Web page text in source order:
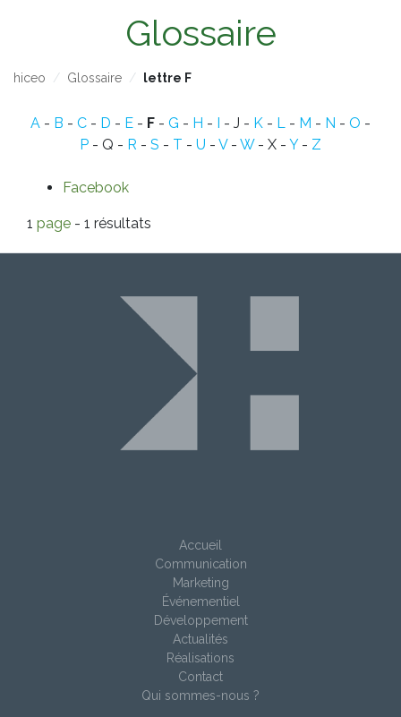
Glossaire
hiceo Glossaire lettre F
A - B - C - D - E - F - G - H - I - J - K - L - M - N - O -
P - Q - R - S - T - U - V- W- X - Y- Z
Facebook
1 page - 1 résultats
Accueil
Communication
Marketing
Événementiel
Développement
Actualités
Réalisations
Contact
Qui sommes-nous ?